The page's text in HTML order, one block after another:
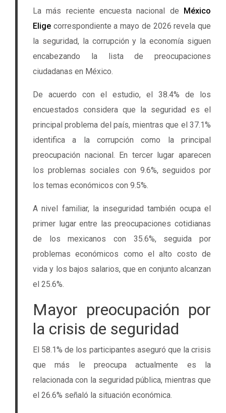
La más reciente encuesta nacional de
México
Elige correspondiente a mayo de 2026 revela que
la seguridad, la corrupción y la economía siguen
encabezando la lista de preocupaciones
ciudadanas en México.
De acuerdo con el estudio, el 38.4% de los
encuestados considera que la seguridad es el
principal problema del país, mientras que el 37.1%
identifica a la corrupción como la principal
preocupación nacional. En tercer lugar aparecen
los problemas sociales con 9.6%, seguidos por
los temas económicos con 9.5%.
A nivel familiar, la inseguridad también ocupa el
primer lugar entre las preocupaciones cotidianas
de los mexicanos con 35.6%, seguida por
problemas económicos como el alto costo de
vida y los bajos salarios, que en conjunto alcanzan
el 25.6%.
Mayor preocupación por
la crisis de seguridad
El 58.1% de los participantes aseguró que la crisis
que más le preocupa actualmente es la
relacionada con la seguridad pública, mientras que
el 26.6% señaló la situación económica.